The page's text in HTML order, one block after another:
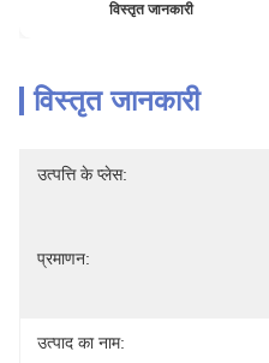
विस्तृत जानकारी
विस्तृत जानकारी
उत्पत्ति के प्लेस:
प्रमाणन:
उत्पाद का नाम: